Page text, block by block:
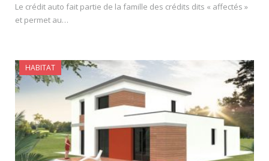
Le crédit auto fait partie de la famille des crédits dits « affectés »
et permet au…
HABITAT